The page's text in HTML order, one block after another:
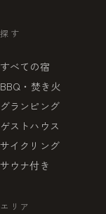
探す
すべての宿
BBQ・焚き火
グランピング
ゲストハウス
サイクリング
サウナ付き
エリア